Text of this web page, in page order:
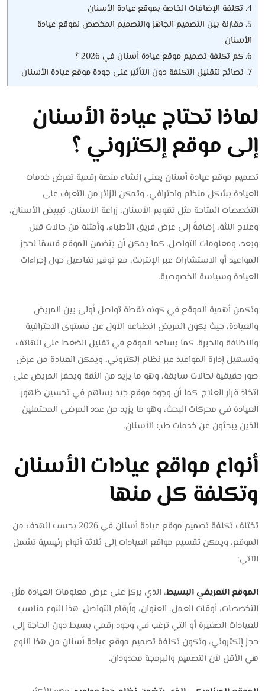
4. تكلفة الإضافات الخاصة بموقع عيادة الأسنان
5. مقارنة بين التصميم الجاهز والتصميم المخصص لموقع عيادة
الأسنان
6. كم تكلفة تصميم موقع عيادة أسنان في 2026 ؟
7. نصائح لتقليل التكلفة دون التأثير على جودة موقع عيادة الأسنان
لماذا تحتاج عيادة الأسنان
إلى موقع إلكتروني ؟
تصميم موقع عيادة أسنان يعني إنشاء منصة رقمية تعرض خدمات
العيادة بشكل منظم واحترافي، وتمكن الزائر من التعرف على
التخصصات المتاحة مثل تقويم الأسنان، زراعة الأسنان، تبييض الأسنان،
وعلاج اللثة، إضافةً إلى عرض فريق الأطباء، وأمثلة من حالات قبل
وبعد، ومعلومات التواصل. كما يمكن أن يتضمن الموقع قسمًا لحجز
المواعيد أو الاستشارات عبر الإنترنت، مع توفير تفاصيل حول إجراءات
العيادة وسياسة الخصوصية.
وتكمن أهمية الموقع في كونه نقطة تواصل أولى بين المريض
والعيادة، حيث يكون المريض انطباعه الأول عن مستوى الاحترافية
والنظافة والخبرة. كما يساعد الموقع في تقليل الضغط على الهاتف
وتسهيل إدارة المواعيد عبر نظام إلكتروني، ويمكن العيادة من عرض
صور حقيقية لحالات سابقة، وهو ما يزيد من الثقة ويحفز المريض على
اتخاذ قرار العلاج. كما أن وجود موقع جيد يساهم في تحسين ظهور
العيادة في محركات البحث، وهو ما يزيد من عدد المرضى المحتملين
الذين يبحثون عن خدمات طب الأسنان.
أنواع مواقع عيادات الأسنان
وتكلفة كل منها
تختلف تكلفة تصميم موقع عيادة أسنان في 2026 بحسب الهدف من
الموقع، ويمكن تقسيم مواقع العيادات إلى ثلاثة أنواع رئيسية تشمل
الآتي:
الموقع التعريفي البسيط، الذي يركز على عرض معلومات العيادة مثل
التخصصات، أوقات العمل، العنوان، وأرقام التواصل. هذا النوع مناسب
للعيادات الصغيرة أو التي ترغب في وجود رقمي بسيط دون الحاجة إلى
حجز إلكتروني، وتكون تكلفة تصميم موقع عيادة أسنان من هذا النوع
هي الأقل لأن التصميم والبرمجة محدودان.